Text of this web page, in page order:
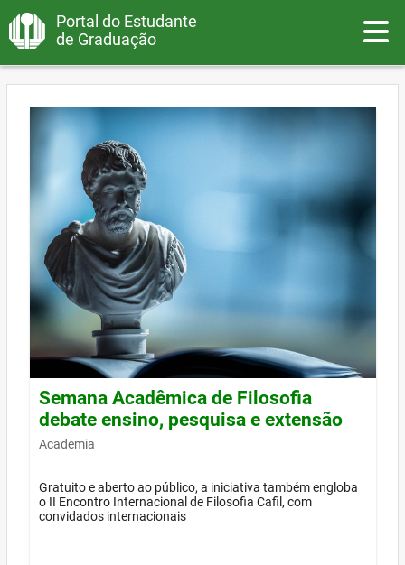
Portal do Estudante
de Graduação
Semana Acadêmica de Filosofia
debate ensino, pesquisa e extensão
Academia
Gratuito e aberto ao público, a iniciativa também engloba
o II Encontro Internacional de Filosofia Cafil, com
convidados internacionais